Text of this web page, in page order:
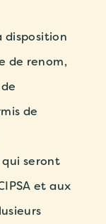
disposition
de renom,
de
seront
et aux